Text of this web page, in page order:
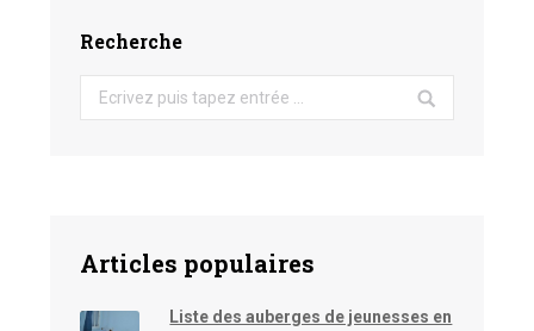
Recherche
Search:
Articles populaires
Liste des auberges de jeunesses en